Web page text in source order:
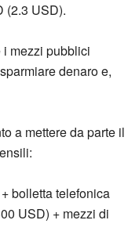
(2.3 USD).
mezzi pubblici
denaro e,
a mettere da parte il
bolletta telefonica
USD) + mezzi di